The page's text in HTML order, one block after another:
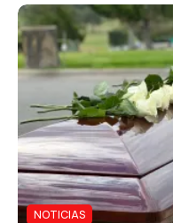
NOTICIAS